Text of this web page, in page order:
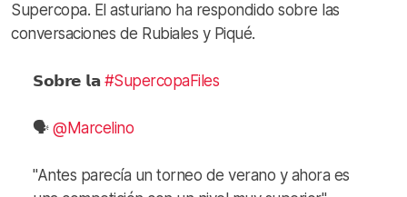
Supercopa. El asturiano ha respondido sobre las
conversaciones de Rubiales y Piqué.
𝗦𝗼𝗯𝗿𝗲 𝗹𝗮 #SupercopaFiles
🗣️ @Marcelino
"Antes parecía un torneo de verano y ahora es